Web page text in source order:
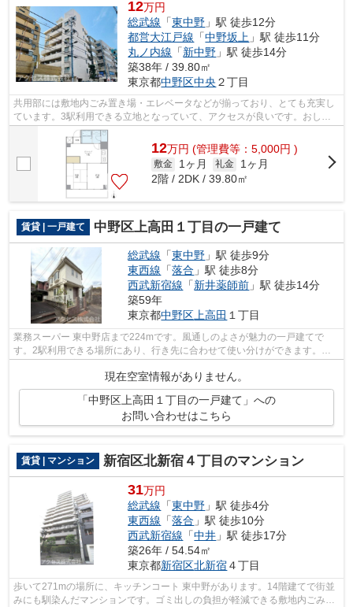
12万円
総武線 「東中野 」駅 徒歩12分
都営大江戸線 「中野坂上 」駅 徒歩11分
丸ノ内線 「新中野 」駅 徒歩14分
築38年 / 39.80㎡
東京都中野区中央 ２丁目
共用部には敷地内ごみ置き場・エレベータなどが揃っており、とても充実し
ています。3駅利用できる立地となっていて、アクセスが良いです。おしゃ
れなあなたにピッタリな外観タイル張り...
12万円 (管理費等：5,000円 )
敷金 1ヶ月 礼金
1ヶ月
2階 / 2DK / 39.80㎡
賃貸 | 一戸建て 中野区上高田１丁目の一戸建て
総武線 「東中野 」駅 徒歩9分
東西線 「落合 」駅 徒歩8分
西武新宿線 「新井薬師前 」駅 徒歩14分
築59年
東京都中野区 上高田 １丁目
業務スーパー 東中野店まで224mです。風通しのよさが魅力の一戸建てで
す。2駅利用できる場所にあり、行き先に合わせて使い分けができます。戸
建て物件は、室内のレイアウトの自由度も...
現在空室情報がありません。
「中野区上高田１丁目の一戸建て」への
お問い合わせはこちら
賃貸 | マンション 新宿区北新宿４丁目のマンション
31万円
総武線 「東中野 」駅 徒歩4分
東西線 「落合 」駅 徒歩10分
西武新宿線 「中井 」駅 徒歩17分
築26年 / 54.54㎡
東京都新宿区北新宿４丁目
歩いて271mの場所に、キッチンコート 東中野があります。14階建てで街並
みにも馴染んだマンションです。ゴミ出しの負担が軽減できる敷地内ごみ置